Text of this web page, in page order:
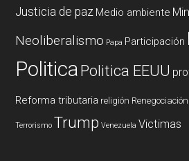
Justicia de paz Medio ambiente
Neoliberalismo Papa Participación
PoliticaPolitica EEUU
Reforma tributaria religión Renegociación
Terrorismo Trump Venezuela Victimas